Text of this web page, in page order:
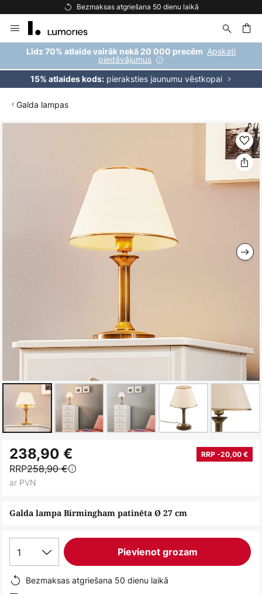
Bezmaksas atgriešana 50 dienu laikā
to
Content
Līdz 70% atlaide vairāk nekā 20 000 precēm Apskati
piedāvājumus
15% atlaides kods:pieraksties jaunumu vēstkopai
Galda lampas
uz
galerijas
sākumu
Galda lampa Birmingham patinēta Ø 27 cm
238,90 € RRP -20,00 €
RRP258,90 €
ar PVN
1 Pievienot grozam
Bezmaksas atgriešana 50 dienu laikā